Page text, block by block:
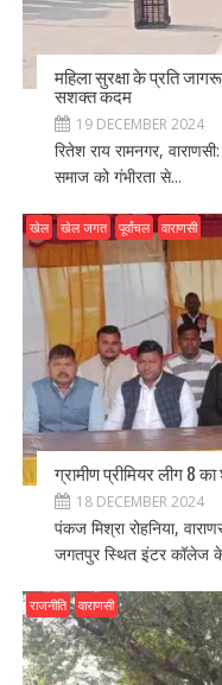
महिला सुरक्षा के प्रति
सशक्त कदम
19 DECEMBER 2024
रितेश राय रामनगर,
समाज को गंभीरता से...
खेल खेल जगत पूर्वांचल वाराणसी
ग्रामीण प्रीमियर लीग 8
18 DECEMBER 2024
पंकज मिश्रा रोहनिया,
जगतपुर स्थित इंटर कॉलेज
राजनीति वाराणसी